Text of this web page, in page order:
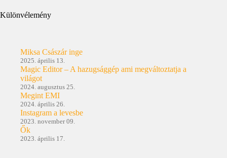
Különvélemény
Miksa Császár inge
2025. április 13.
Magic Editor – A hazugsággép ami megváltoztatja a
világot
2024. augusztus 25.
Megint EMI
2024. április 26.
Instagram a levesbe
2023. november 09.
Ők
2023. április 17.